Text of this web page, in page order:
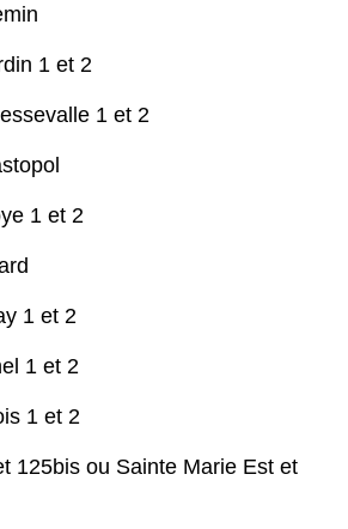
1 et 2
1 et 2
1 et 2
1 et 2
1 et 2
1 et 2
125bis ou Sainte Marie Est et